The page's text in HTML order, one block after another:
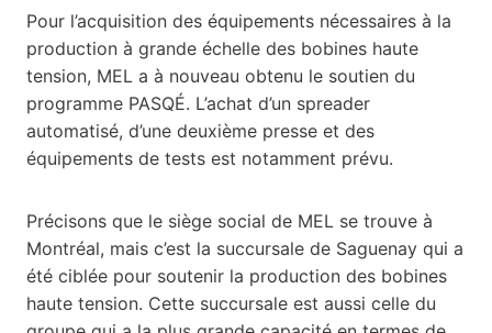
Pour l’acquisition des équipements nécessaires à la
production à grande échelle des bobines haute
tension, MEL a à nouveau obtenu le soutien du
programme PASQÉ. L’achat d’un spreader
automatisé, d’une deuxième presse et des
équipements de tests est notamment prévu.
Précisons que le siège social de MEL se trouve à
Montréal, mais c’est la succursale de Saguenay qui a
été ciblée pour soutenir la production des bobines
haute tension. Cette succursale est aussi celle du